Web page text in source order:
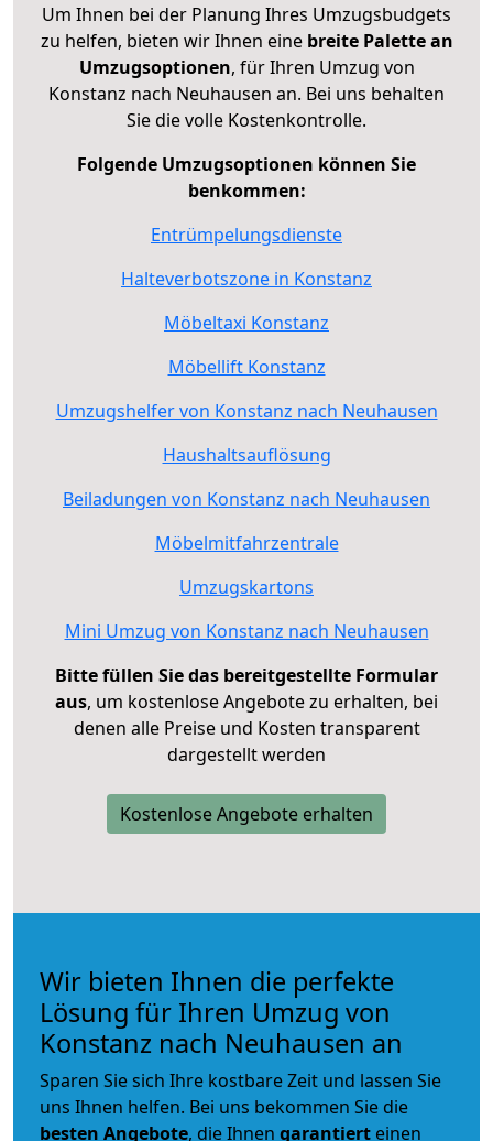
Um Ihnen bei der Planung Ihres Umzugsbudgets
zu helfen, bieten wir Ihnen eine breite Palette an
Umzugsoptionen, für Ihren Umzug von
Konstanz nach Neuhausen an. Bei uns behalten
Sie die volle Kostenkontrolle.
Folgende Umzugsoptionen können Sie
benkommen:
Entrümpelungsdienste
Halteverbotszone in Konstanz
Möbeltaxi Konstanz
Möbellift Konstanz
Umzugshelfer von Konstanz nach Neuhausen
Haushaltsauflösung
Beiladungen von Konstanz nach Neuhausen
Möbelmitfahrzentrale
Umzugskartons
Mini Umzug von Konstanz nach Neuhausen
Bitte füllen Sie das bereitgestellte Formular
aus, um kostenlose Angebote zu erhalten, bei
denen alle Preise und Kosten transparent
dargestellt werden
Kostenlose Angebote erhalten
Wir bieten Ihnen die perfekte
Lösung für Ihren Umzug von
Konstanz nach Neuhausen an
Sparen Sie sich Ihre kostbare Zeit und lassen Sie
uns Ihnen helfen. Bei uns bekommen Sie die
besten Angebote, die Ihnen garantiert einen